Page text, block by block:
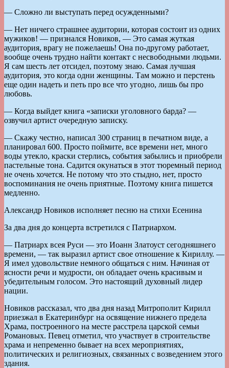
— Сложно ли выступать перед осужденными?
— Нет ничего страшнее аудитории, которая состоит из одних
мужиков! — признался Новиков, — Это самая жуткая
аудитория, врагу не пожелаешь! Она по-другому работает,
вообще очень трудно найти контакт с несвободными людьми.
Я сам шесть лет отсидел, поэтому знаю. Самая лучшая
аудитория, это когда одни женщины. Там можно и перстень
еще один надеть и петь про все что угодно, лишь бы про
любовь.
— Когда выйдет книга «записки уголовного барда? —
озвучил артист очередную записку.
— Скажу честно, написал 300 страниц в печатном виде, а
планировал 600. Просто поймите, все времени нет, много
воды утекло, краски стерлись, события забылись и приобрели
пастельные тона. Садится окунаться в этот тюремный период
не очень хочется. Не потому что это стыдно, нет, просто
воспоминания не очень приятные. Поэтому книга пишется
медленно.
Александр Новиков исполняет песню на стихи Есенина
За два дня до концерта встретился с Патриархом.
— Патриарх всея Руси — это Иоанн Златоуст сегодняшнего
времени, — так выразил артист свое отношение к Кириллу. —
Я имел удовольствие немного общаться с ним. Начиная от
ясности речи и мудрости, он обладает очень красивым и
убедительным голосом. Это настоящий духовный лидер
нации.
Новиков рассказал, что два дня назад Митрополит Кирилл
приезжал в Екатеринбург на освящение нижнего предела
Храма, построенного на месте расстрела царской семьи
Романовых. Певец отметил, что участвует в строительстве
храма и непременно бывает на всех мероприятиях,
политических и религиозных, связанных с возведением этого
здания.